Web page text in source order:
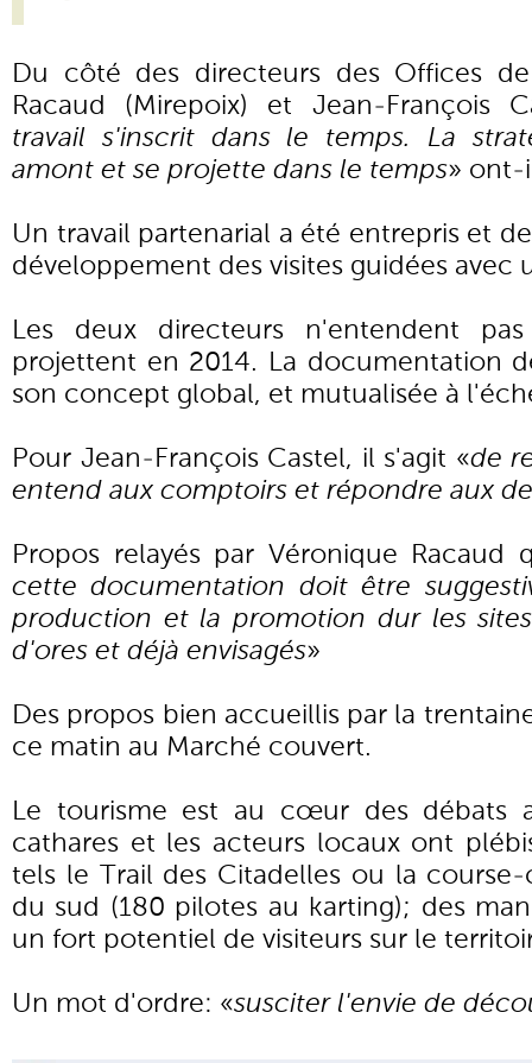
Du côté des directeurs des Offices
Racaud (Mirepoix) et Jean-François
travail s'inscrit dans le temps. La
amont et se projette dans le temps» ont-
Un travail partenarial a été entrepris et
développement des visites guidées avec
Les deux directeurs n'entendent
projettent en 2014. La documentation
son concept global, et mutualisée à
Pour Jean-François Castel, il s'agit «de
entend aux comptoirs et répondre aux
Propos relayés par Véronique Racaud
cette documentation doit être
production et la promotion dur les
d'ores et déjà envisagés»
Des propos bien accueillis par la
ce matin au Marché couvert.
Le tourisme est au cœur des débats
cathares et les acteurs locaux ont
tels le Trail des Citadelles ou la
du sud (180 pilotes au karting); des
un fort potentiel de visiteurs sur le
Un mot d'ordre: «susciter l'envie de